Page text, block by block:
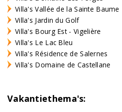
Villa's Vallée de la Sainte Baume
Villa's Jardin du Golf
Villa's Bourg Est - Vigelière
Villa's Le Lac Bleu
Villa's Résidence de Salernes
Villa's Domaine de Castellane
Vakantiethema's: